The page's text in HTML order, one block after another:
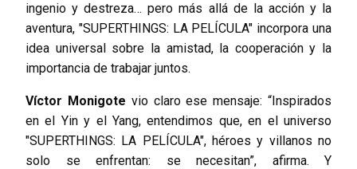
ingenio y destreza… pero más allá de la acción y la
aventura, "SUPERTHINGS: LA PELÍCULA" incorpora una
idea universal sobre la amistad, la cooperación y la
importancia de trabajar juntos.
Víctor Monigote vio claro ese mensaje: “Inspirados
en el Yin y el Yang, entendimos que, en el universo
"SUPERTHINGS: LA PELÍCULA", héroes y villanos no
solo se enfrentan: se necesitan”, afirma. Y